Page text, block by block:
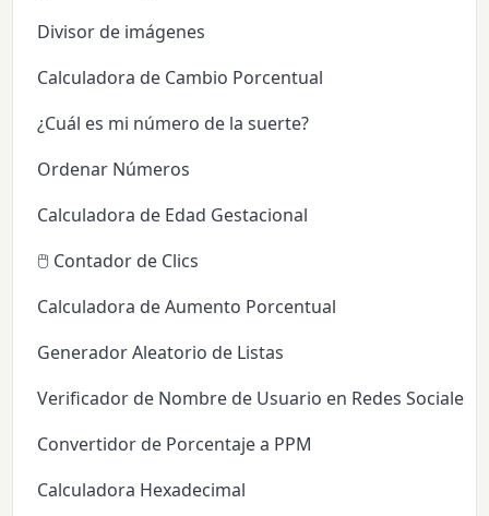
Divisor de imágenes
Calculadora de Cambio Porcentual
¿Cuál es mi número de la suerte?
Ordenar Números
Calculadora de Edad Gestacional
🖱️ Contador de Clics
Calculadora de Aumento Porcentual
Generador Aleatorio de Listas
Verificador de Nombre de Usuario en Redes Sociales
Convertidor de Porcentaje a PPM
Calculadora Hexadecimal